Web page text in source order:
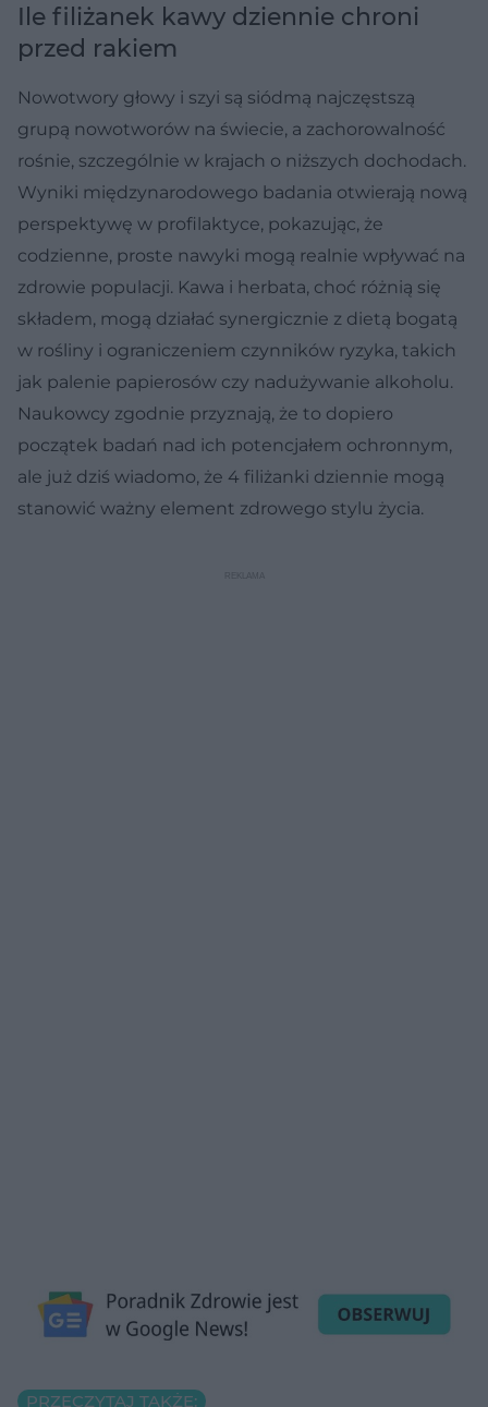
Ile filiżanek kawy dziennie chroni
przed rakiem
Nowotwory głowy i szyi są siódmą najczęstszą
grupą nowotworów na świecie, a zachorowalność
rośnie, szczególnie w krajach o niższych dochodach.
Wyniki międzynarodowego badania otwierają nową
perspektywę w profilaktyce, pokazując, że
codzienne, proste nawyki mogą realnie wpływać na
zdrowie populacji. Kawa i herbata, choć różnią się
składem, mogą działać synergicznie z dietą bogatą
w rośliny i ograniczeniem czynników ryzyka, takich
jak palenie papierosów czy nadużywanie alkoholu.
Naukowcy zgodnie przyznają, że to dopiero
początek badań nad ich potencjałem ochronnym,
ale już dziś wiadomo, że 4 filiżanki dziennie mogą
stanowić ważny element zdrowego stylu życia.
PRZECZYTAJ TAKŻE: